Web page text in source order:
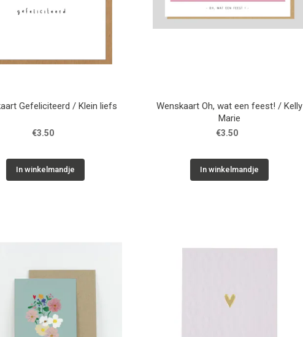
Gefeliciteerd / Klein liefs
€3.50
In winkelmandje
Wenskaart Oh, wat een feest! / Kelly
Marie
€3.50
In winkelmandje